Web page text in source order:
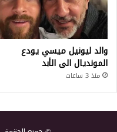
والد ليونيل ميسي يودع
المونديال الى الأبد
منذ 3 ساعات